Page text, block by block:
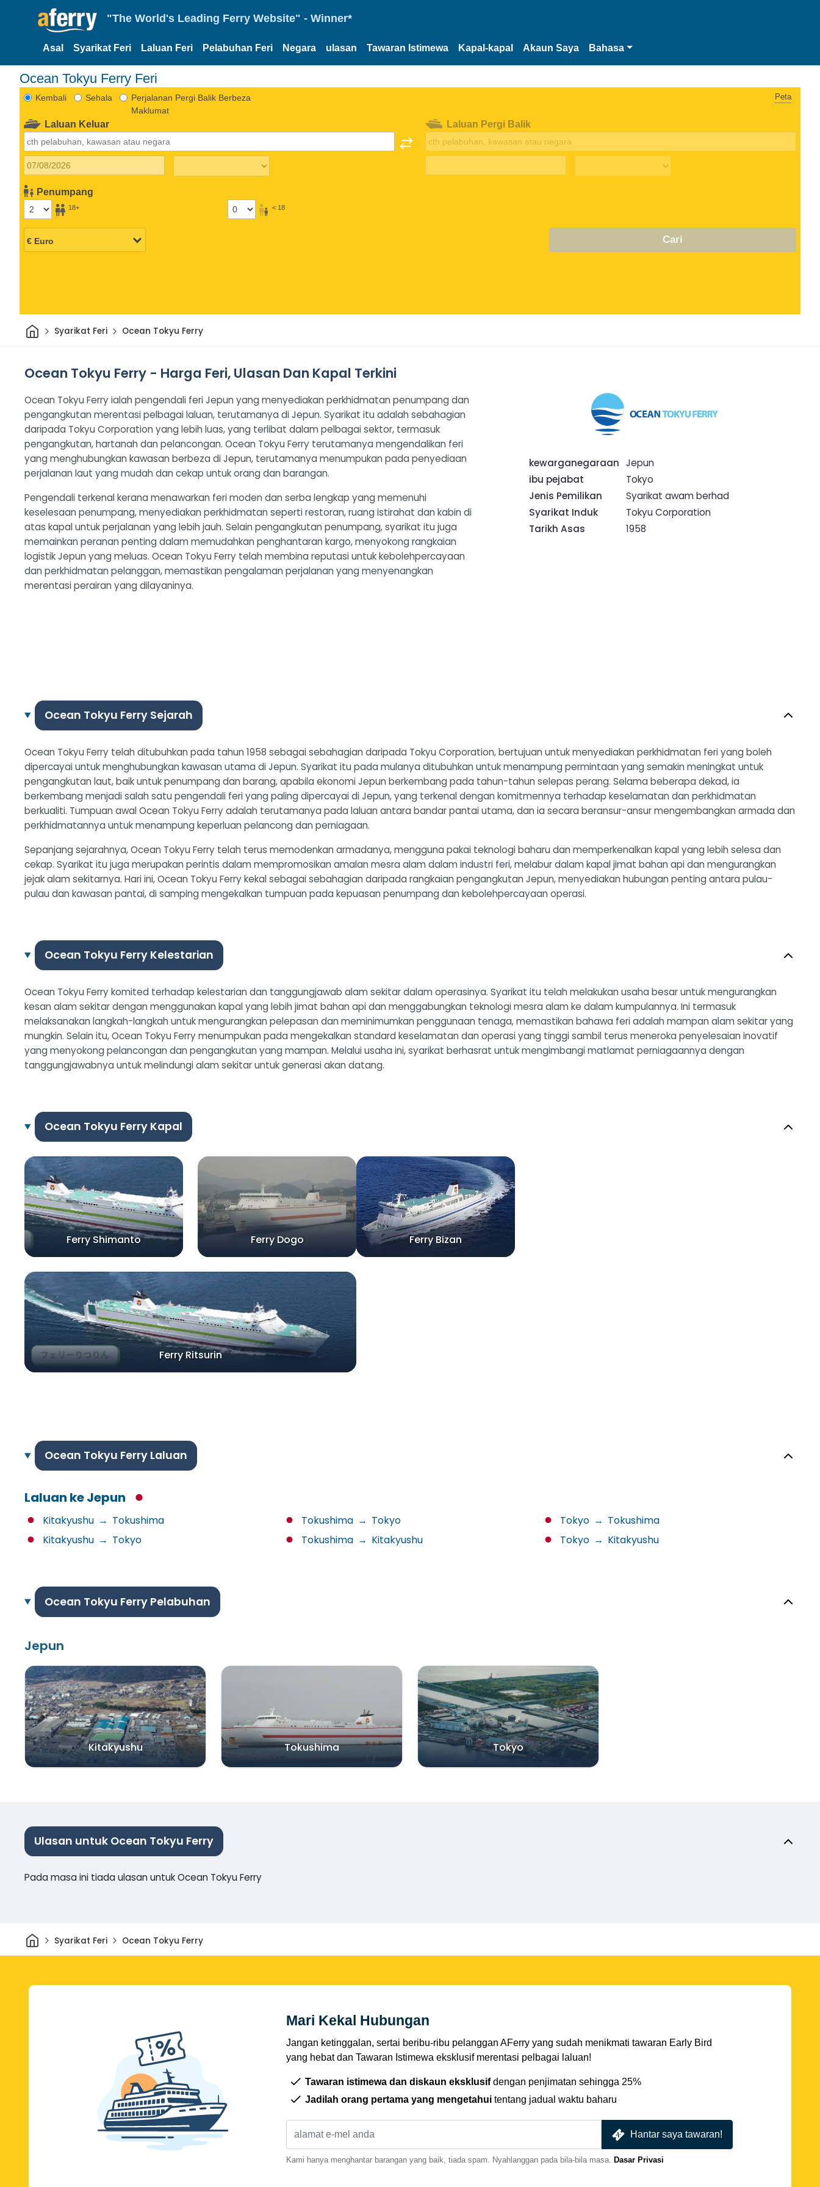
"The World's Leading Ferry Website" - Winner*
Asal Syarikat Feri Laluan Feri Pelabuhan Feri Negara ulasan Tawaran Istimewa Kapal-kapal Akaun Saya Bahasa
Ocean Tokyu Ferry Feri
Kembali Sehala
Perjalanan Pergi Balik Berbeza
Maklumat
Peta
Laluan Keluar
Penumpang
18+ < 18
Laluan Pergi Balik
Cari
Rumah
Syarikat Feri Ocean Tokyu Ferry
Ocean Tokyu Ferry - Harga Feri, Ulasan Dan Kapal Terkini
Ocean Tokyu Ferry ialah pengendali feri Jepun yang menyediakan perkhidmatan penumpang dan
pengangkutan merentasi pelbagai laluan, terutamanya di Jepun. Syarikat itu adalah sebahagian
daripada Tokyu Corporation yang lebih luas, yang terlibat dalam pelbagai sektor, termasuk
pengangkutan, hartanah dan pelancongan. Ocean Tokyu Ferry terutamanya mengendalikan feri
yang menghubungkan kawasan berbeza di Jepun, terutamanya menumpukan pada penyediaan
perjalanan laut yang mudah dan cekap untuk orang dan barangan.
Pengendali terkenal kerana menawarkan feri moden dan serba lengkap yang memenuhi
keselesaan penumpang, menyediakan perkhidmatan seperti restoran, ruang istirahat dan kabin di
atas kapal untuk perjalanan yang lebih jauh. Selain pengangkutan penumpang, syarikat itu juga
memainkan peranan penting dalam memudahkan penghantaran kargo, menyokong rangkaian
logistik Jepun yang meluas. Ocean Tokyu Ferry telah membina reputasi untuk kebolehpercayaan
dan perkhidmatan pelanggan, memastikan pengalaman perjalanan yang menyenangkan
merentasi perairan yang dilayaninya.
kewarganegaraan Jepun
ibu pejabat
Tokyo
Jenis Pemilikan
Syarikat awam berhad
Syarikat Induk
Tokyu Corporation
Tarikh Asas
1958
Ocean Tokyu Ferry Sejarah
Ocean Tokyu Ferry telah ditubuhkan pada tahun 1958 sebagai sebahagian daripada Tokyu Corporation, bertujuan untuk menyediakan perkhidmatan feri yang boleh
dipercayai untuk menghubungkan kawasan utama di Jepun. Syarikat itu pada mulanya ditubuhkan untuk menampung permintaan yang semakin meningkat untuk
pengangkutan laut, baik untuk penumpang dan barang, apabila ekonomi Jepun berkembang pada tahun-tahun selepas perang. Selama beberapa dekad, ia
berkembang menjadi salah satu pengendali feri yang paling dipercayai di Jepun, yang terkenal dengan komitmennya terhadap keselamatan dan perkhidmatan
berkualiti. Tumpuan awal Ocean Tokyu Ferry adalah terutamanya pada laluan antara bandar pantai utama, dan ia secara beransur-ansur mengembangkan armada dan
perkhidmatannya untuk menampung keperluan pelancong dan perniagaan.
Sepanjang sejarahnya, Ocean Tokyu Ferry telah terus memodenkan armadanya, mengguna pakai teknologi baharu dan memperkenalkan kapal yang lebih selesa dan
cekap. Syarikat itu juga merupakan perintis dalam mempromosikan amalan mesra alam dalam industri feri, melabur dalam kapal jimat bahan api dan mengurangkan
jejak alam sekitarnya. Hari ini, Ocean Tokyu Ferry kekal sebagai sebahagian daripada rangkaian pengangkutan Jepun, menyediakan hubungan penting antara pulau-
pulau dan kawasan pantai, di samping mengekalkan tumpuan pada kepuasan penumpang dan kebolehpercayaan operasi.
Ocean Tokyu Ferry Kelestarian
Ocean Tokyu Ferry komited terhadap kelestarian dan tanggungjawab alam sekitar dalam operasinya. Syarikat itu telah melakukan usaha besar untuk mengurangkan
kesan alam sekitar dengan menggunakan kapal yang lebih jimat bahan api dan menggabungkan teknologi mesra alam ke dalam kumpulannya. Ini termasuk
melaksanakan langkah-langkah untuk mengurangkan pelepasan dan meminimumkan penggunaan tenaga, memastikan bahawa feri adalah mampan alam sekitar yang
mungkin. Selain itu, Ocean Tokyu Ferry menumpukan pada mengekalkan standard keselamatan dan operasi yang tinggi sambil terus meneroka penyelesaian inovatif
yang menyokong pelancongan dan pengangkutan yang mampan. Melalui usaha ini, syarikat berhasrat untuk mengimbangi matlamat perniagaannya dengan
tanggungjawabnya untuk melindungi alam sekitar untuk generasi akan datang.
Ocean Tokyu Ferry Kapal
Ferry Shimanto Ferry Dogo
Ferry Ritsurin
Ferry Bizan
Ocean Tokyu Ferry Laluan
Laluan ke Jepun
Kitakyushu → Tokushima
Kitakyushu → Tokyo
Tokushima → Tokyo
Tokushima → Kitakyushu
Tokyo → Tokushima
Tokyo → Kitakyushu
Ocean Tokyu Ferry Pelabuhan
Jepun
Kitakyushu Tokushima Tokyo
Ulasan untuk Ocean Tokyu Ferry
Pada masa ini tiada ulasan untuk Ocean Tokyu Ferry
Rumah
Syarikat Feri Ocean Tokyu Ferry
Mari Kekal Hubungan
Jangan ketinggalan, sertai beribu-ribu pelanggan AFerry yang sudah menikmati tawaran Early Bird
yang hebat dan Tawaran Istimewa eksklusif merentasi pelbagai laluan!
Tawaran istimewa dan diskaun eksklusifdengan penjimatan sehingga 25%
Jadilah orang pertama yang mengetahui tentang jadual waktu baharu
Hantar saya tawaran!
Kami hanya menghantar barangan yang baik, tiada spam. Nyahlanggan pada bila-bila masa. Dasar Privasi